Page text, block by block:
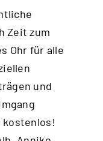
Zeit zum
Ohr für alle
und
kostenlos!